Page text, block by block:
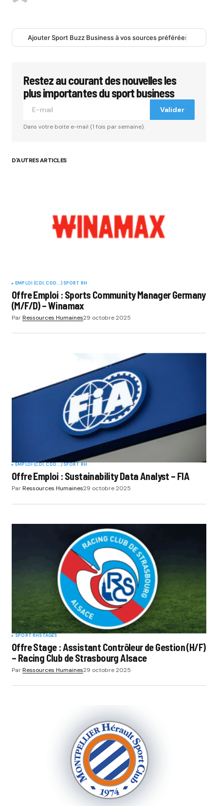
Ajouter Sport Buzz Business à vos sources préférées
Restez au courant des nouvelles les
plus importantes du sport business
Valider
Dans votre boite e-mail (1 fois par semaine).
D'AUTRES ARTICLES
EMPLOI (CDI, CDD...) SPORT RH
Offre Emploi : Sports Community Manager Germany
(M/F/D) – Winamax
ParRessources Humaines29 octobre 2025
EMPLOI (CDI, CDD...) SPORT RH
Offre Emploi : Sustainability Data Analyst – FIA
ParRessources Humaines29 octobre 2025
SPORT RHSTAGES
Offre Stage : Assistant Contrôleur de Gestion (H/F)
– Racing Club de Strasbourg Alsace
ParRessources Humaines29 octobre 2025